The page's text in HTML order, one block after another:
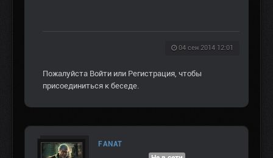
04 сен 2014 12:01
Пожалуйста Войти или Регистрация, чтобы
присоединиться к беседе.
FANAT